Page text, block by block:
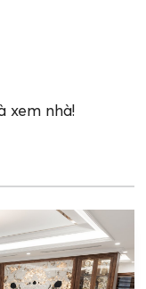
xem nhà!